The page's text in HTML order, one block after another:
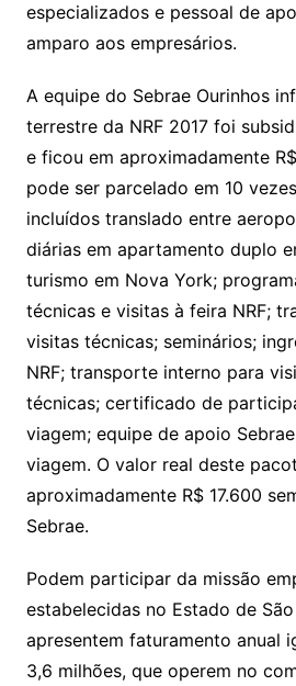
especializados e pessoal de
amparo aos empresários.
A equipe do Sebrae Ourinhos
terrestre da NRF 2017 foi
e ficou em aproximadamente
pode ser parcelado em 10
incluídos translado entre
diárias em apartamento duplo
turismo em Nova York;
técnicas e visitas à feira NRF;
visitas técnicas; seminários;
NRF; transporte interno para
técnicas; certificado de
viagem; equipe de apoio
viagem. O valor real deste
aproximadamente R$ 17.600
Sebrae.
Podem participar da missão
estabelecidas no Estado de
apresentem faturamento anual
3,6 milhões, que operem no